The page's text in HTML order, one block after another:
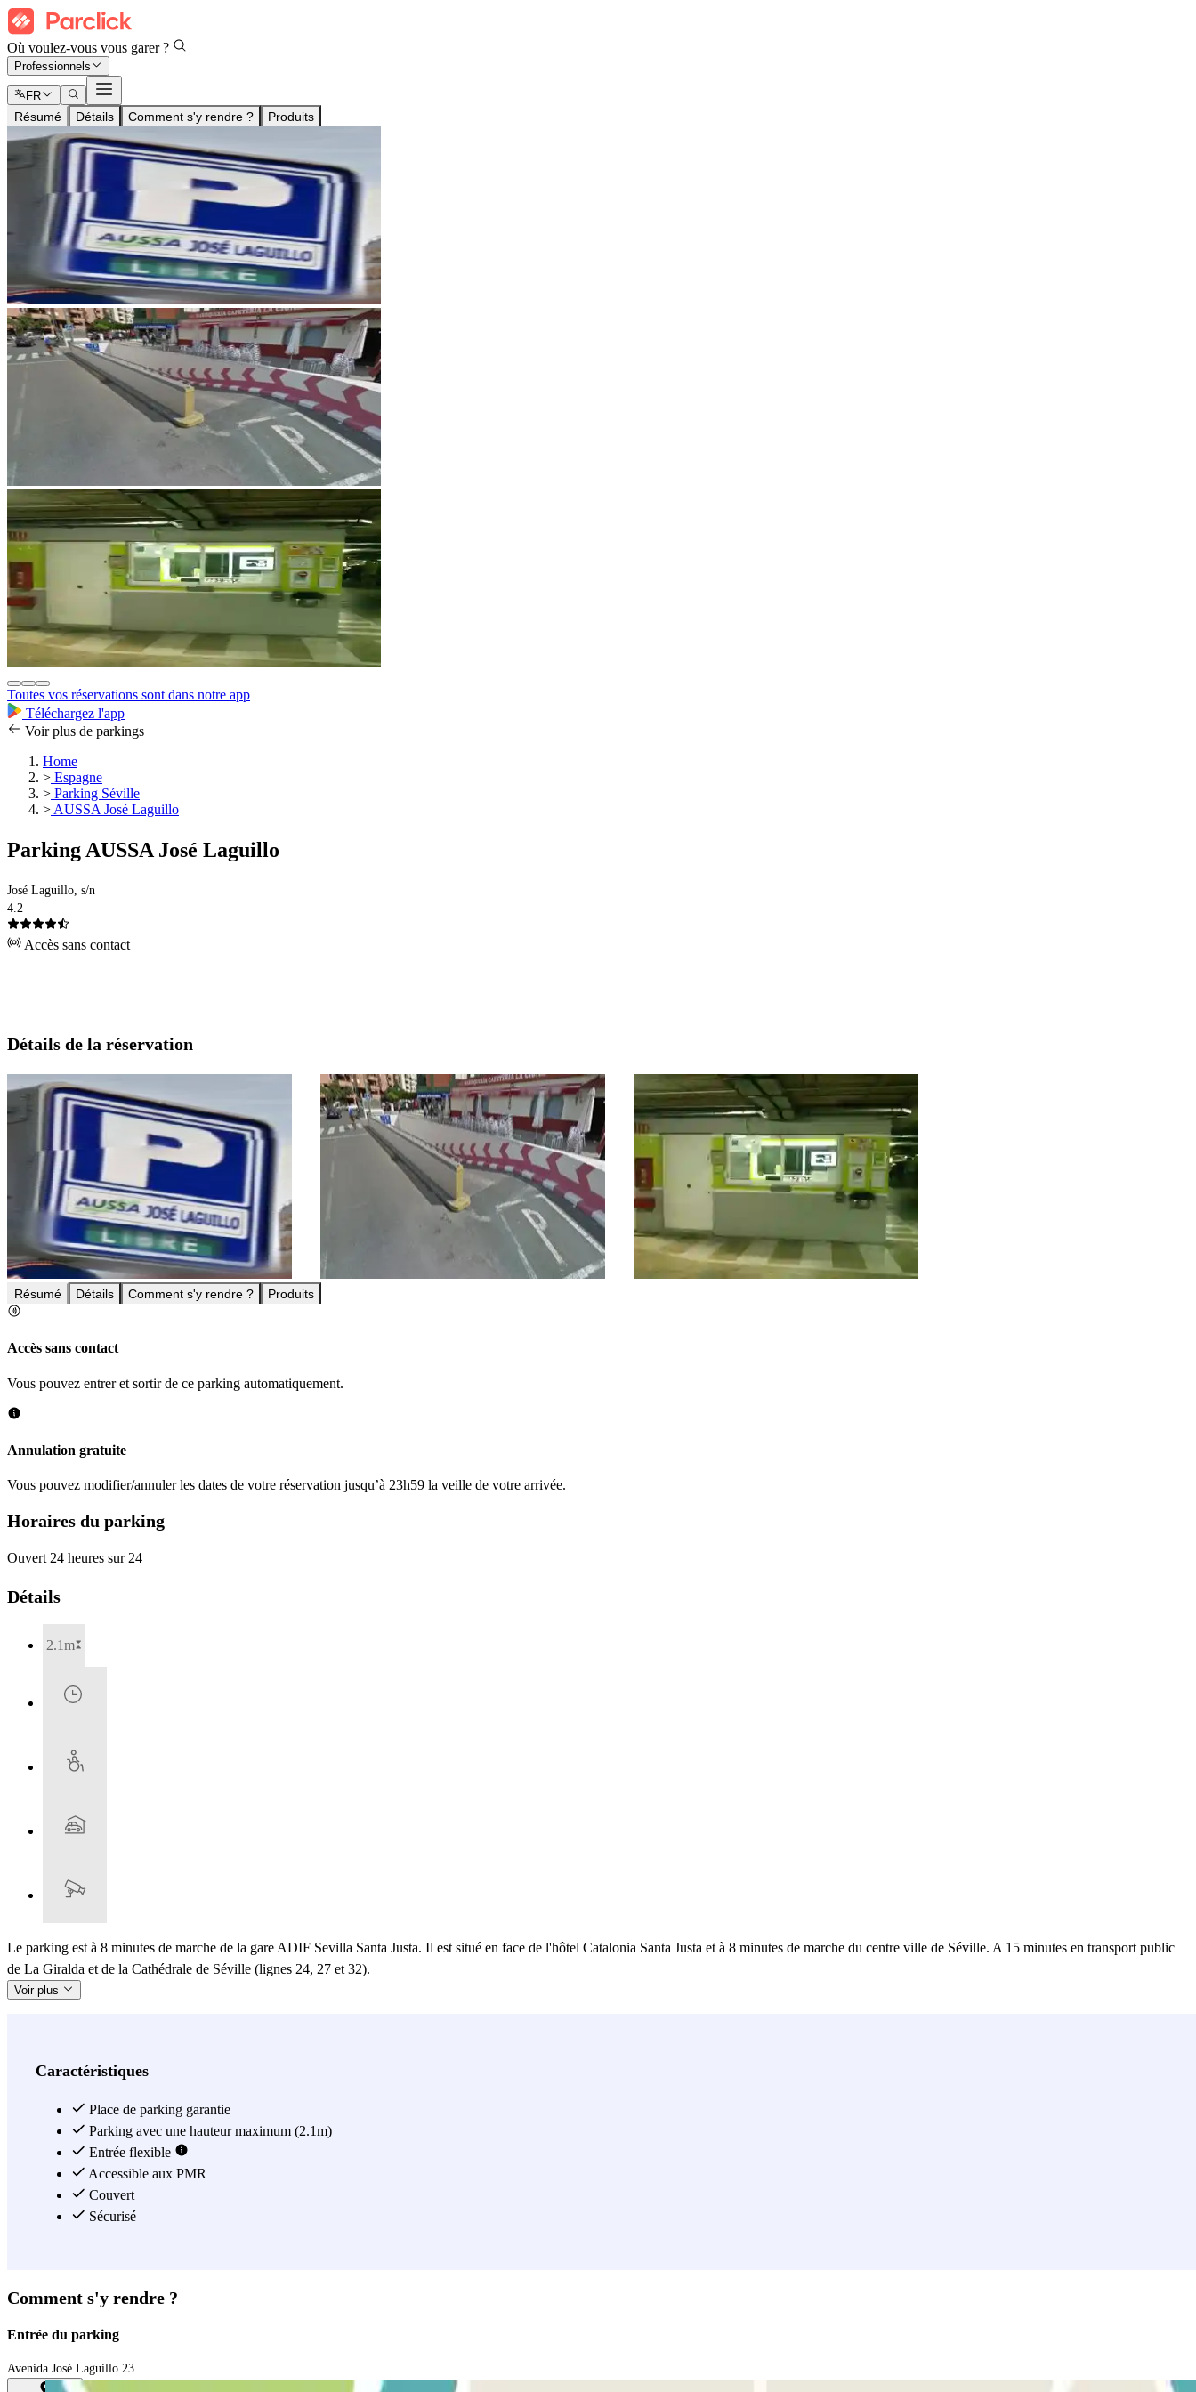
Où voulez-vous vous garer ?
Professionnels
FR
Résumé Détails Comment s'y rendre ? Produits
Toutes vos réservations sont dans notre app
Téléchargez l'app
Voir plus de parkings
Home
> Espagne
> Parking Séville
> AUSSA José Laguillo
Parking AUSSA José Laguillo
José Laguillo, s/n
4.2
Accès sans contact
Détails de la réservation
Résumé Détails Comment s'y rendre ? Produits
Accès sans contact
Vous pouvez entrer et sortir de ce parking automatiquement.
Annulation gratuite
Vous pouvez modifier/annuler les dates de votre réservation jusqu’à 23h59 la veille de votre arrivée.
Horaires du parking
Ouvert 24 heures sur 24
Détails
2.1m
Le parking est à 8 minutes de marche de la gare ADIF Sevilla Santa Justa. Il est situé en face de l'hôtel Catalonia Santa Justa et à 8 minutes de marche du centre ville de Séville. A 15 minutes en transport public
de La Giralda et de la Cathédrale de Séville (lignes 24, 27 et 32).
Voir plus
Caractéristiques
Place de parking garantie
Parking avec une hauteur maximum (2.1m)
Entrée flexible
Accessible aux PMR
Couvert
Sécurisé
Comment s'y rendre ?
Entrée du parking
Avenida José Laguillo 23